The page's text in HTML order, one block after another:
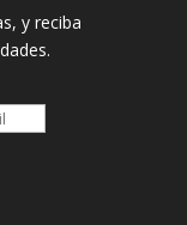
y reciba